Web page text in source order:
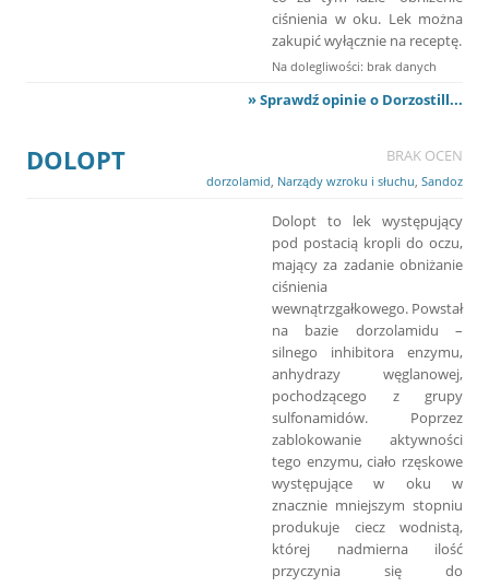
ciśnienia w oku. Lek można
zakupić wyłącznie na receptę.
Na dolegliwości: brak danych
» Sprawdź opinie o Dorzostill...
DOLOPT BRAK OCEN
dorzolamid Narządy wzroku i słuchu Sandoz
Dolopt to lek występujący
pod postacią kropli do oczu,
mający za zadanie obniżanie
ciśnienia
wewnątrzgałkowego. Powstał
na bazie dorzolamidu –
silnego inhibitora enzymu,
anhydrazy węglanowej,
pochodzącego z grupy
sulfonamidów. Poprzez
zablokowanie aktywności
tego enzymu, ciało rzęskowe
występujące w oku w
znacznie mniejszym stopniu
produkuje ciecz wodnistą,
której nadmierna ilość
przyczynia się do